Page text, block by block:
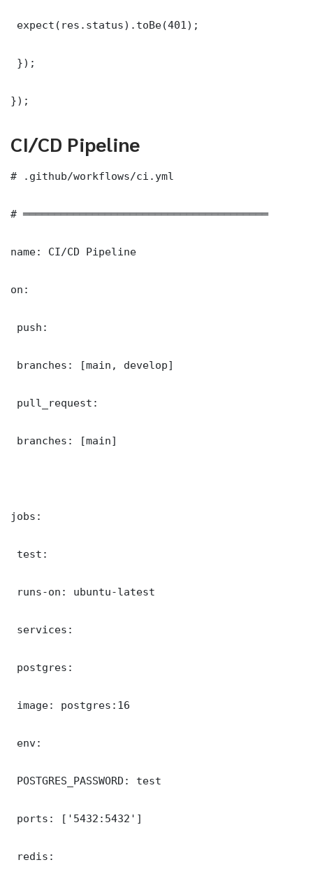
expect(res.status).toBe(401);
});
});
CI/CD Pipeline
# .github/workflows/ci.yml
# ═══════════════════════════════════════
name: CI/CD Pipeline
on:
push:
branches: [main, develop]
pull_request:
branches: [main]
jobs:
test:
runs-on: ubuntu-latest
services:
postgres:
image: postgres:16
env:
POSTGRES_PASSWORD: test
ports: ['5432:5432']
redis: